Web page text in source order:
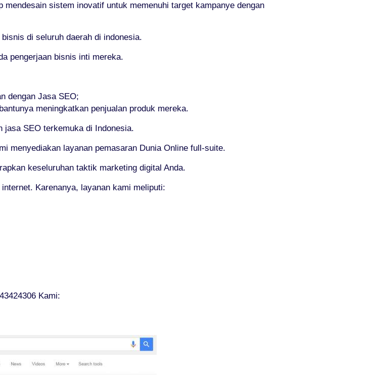
sistem inovatif untuk memenuhi target kampanye dengan
di seluruh daerah di indonesia.
pengerjaan bisnis inti mereka.
dengan Jasa SEO;
meningkatkan penjualan produk mereka.
jasa SEO terkemuka di Indonesia.
menyediakan layanan pemasaran Dunia Online full-suite.
keseluruhan taktik marketing digital Anda.
Karenanya, layanan kami meliputi:
Kami: